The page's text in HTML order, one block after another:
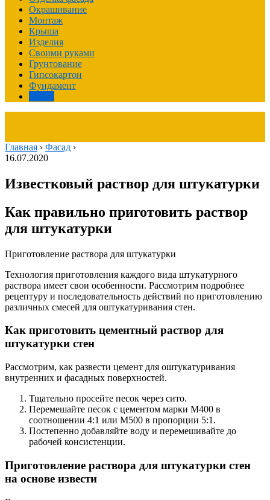
Окрашивание
Монтаж
Крыша
Изделия
Своими руками
Грунтование
Гипсокартон
Фундамент
Главная › Фасад ›
16.07.2020
Известковый раствор для штукатурки
Как правильно приготовить раствор
для штукатурки
Приготовление раствора для штукатурки
Технология приготовления каждого вида штукатурного
раствора имеет свои особенности. Рассмотрим подробнее
рецептуру и последовательность действий по приготовлению
различных смесей для оштукатуривания стен.
Как приготовить цементный раствор для
штукатурки стен
Рассмотрим, как развести цемент для оштукатуривания
внутренних и фасадных поверхностей.
Тщательно просейте песок через сито.
Перемешайте песок с цементом марки М400 в
соотношении 4:1 или М500 в пропорции 5:1.
Постепенно добавляйте воду и перемешивайте до
рабочей консистенции.
Приготовление раствора для штукатурки стен
на основе извести